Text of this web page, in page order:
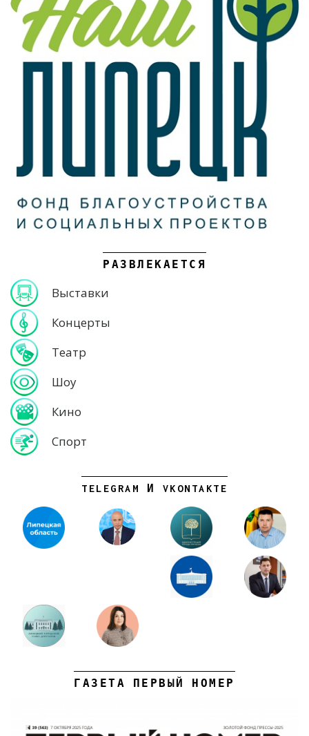
РАЗВЛЕКАЕТСЯ
Выставки
Концерты
Театр
Шоу
Кино
Спорт
TELEGRAM И VKONTAKTE
ГАЗЕТА ПЕРВЫЙ НОМЕР